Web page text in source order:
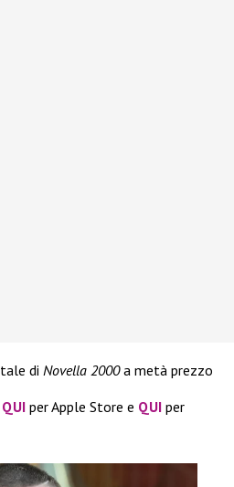
di Novella 2000a metà prezzo
QUI per Apple Store e QUI per